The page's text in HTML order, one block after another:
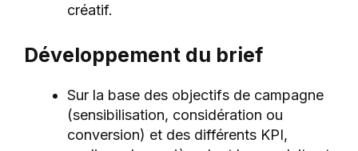
créatif.
Développement du brief
Sur la base des objectifs de campagne
(sensibilisation, considération ou
conversion) et des différents KPI,